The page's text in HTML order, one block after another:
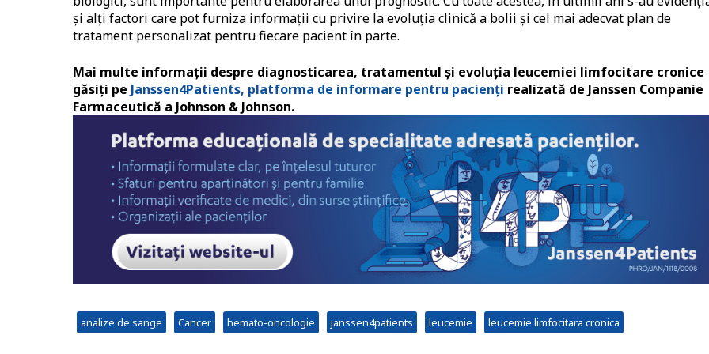
și alți factori care pot furniza informații cu privire la evoluția clinică a bolii și cel mai adecvat plan de
tratament personalizat pentru fiecare pacient în parte.
Mai multe informații despre diagnosticarea, tratamentul și evoluția leucemiei limfocitare cronice
găsiți pe Janssen4Patients, platforma de informare pentru pacienți realizată de Janssen Companie
Farmaceutică a Johnson & Johnson.
analize de sange Cancer hemato-oncologie janssen4patients leucemie leucemie limfocitara cronica